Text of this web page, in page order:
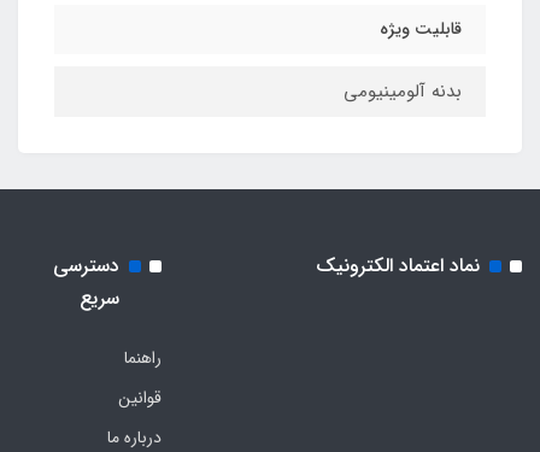
قابلیت ویژه
بدنه آلومینیومی
نماد اعتماد الکترونیک
دسترسی
سریع
راهنما
قوانین
درباره ما